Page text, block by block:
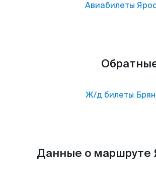
Авиабилеты
Ж/д билеты
Данные о маршруте